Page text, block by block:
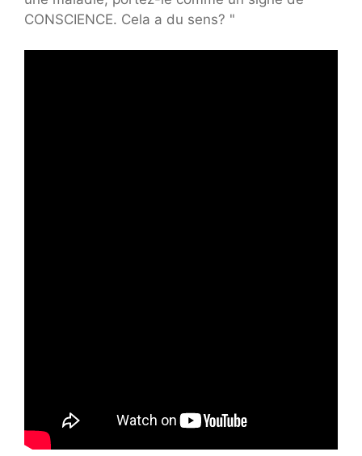
CONSCIENCE. Cela a du sens? "